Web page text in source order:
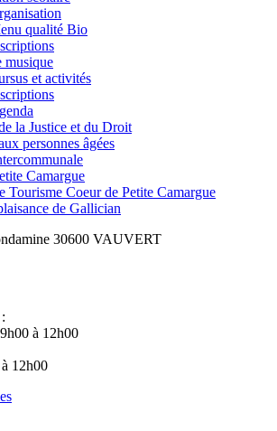
qualité Bio
musique
et activités
la Justice et du Droit
personnes âgées
Camargue
Tourisme Coeur de Petite Camargue
de Gallician
30600 VAUVERT
à 12h00
12h00